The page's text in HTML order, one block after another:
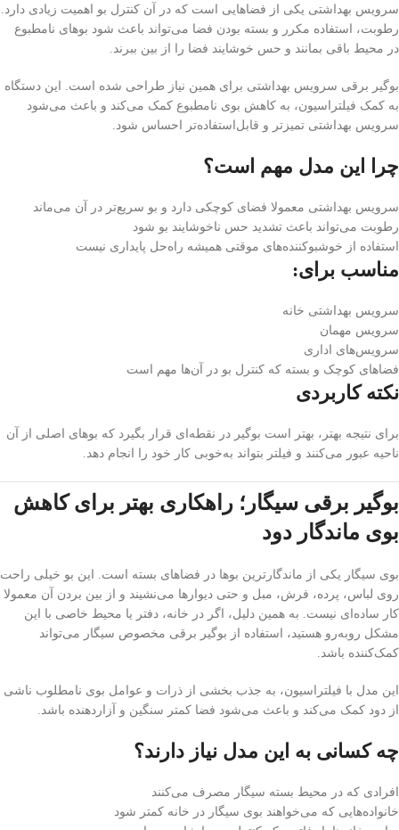
سرویس بهداشتی یکی از فضاهایی است که در آن کنترل بو اهمیت زیادی دارد.
رطوبت، استفاده مکرر و بسته بودن فضا می‌تواند باعث شود بوهای نامطبوع
در محیط باقی بمانند و حس خوشایند فضا را از بین ببرند.
بوگیر برقی سرویس بهداشتی برای همین نیاز طراحی شده است. این دستگاه
به کمک فیلتراسیون، به کاهش بوی نامطبوع کمک می‌کند و باعث می‌شود
سرویس بهداشتی تمیزتر و قابل‌استفاده‌تر احساس شود.
چرا این مدل مهم است؟
سرویس بهداشتی معمولا فضای کوچکی دارد و بو سریع‌تر در آن می‌ماند
رطوبت می‌تواند باعث تشدید حس ناخوشایند بو شود
استفاده از خوشبوکننده‌های موقتی همیشه راه‌حل پایداری نیست
مناسب برای:
سرویس بهداشتی خانه
سرویس مهمان
سرویس‌های اداری
فضاهای کوچک و بسته که کنترل بو در آن‌ها مهم است
نکته کاربردی
برای نتیجه بهتر، بهتر است بوگیر در نقطه‌ای قرار بگیرد که بوهای اصلی از آن
ناحیه عبور می‌کنند و فیلتر بتواند به‌خوبی کار خود را انجام دهد.
بوگیر برقی سیگار؛ راهکاری بهتر برای کاهش
بوی ماندگار دود
بوی سیگار یکی از ماندگارترین بوها در فضاهای بسته است. این بو خیلی راحت
روی لباس، پرده، فرش، مبل و حتی دیوارها می‌نشیند و از بین بردن آن معمولا
کار ساده‌ای نیست. به همین دلیل، اگر در خانه، دفتر یا محیط خاصی با این
مشکل روبه‌رو هستید، استفاده از بوگیر برقی مخصوص سیگار می‌تواند
کمک‌کننده باشد.
این مدل با فیلتراسیون، به جذب بخشی از ذرات و عوامل بوی نامطلوب ناشی
از دود کمک می‌کند و باعث می‌شود فضا کمتر سنگین و آزاردهنده باشد.
چه کسانی به این مدل نیاز دارند؟
افرادی که در محیط بسته سیگار مصرف می‌کنند
خانواده‌هایی که می‌خواهند بوی سیگار در خانه کمتر شود